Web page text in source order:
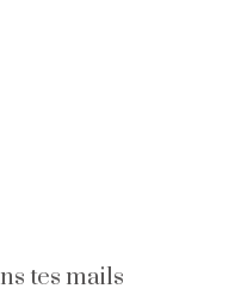
tes mails